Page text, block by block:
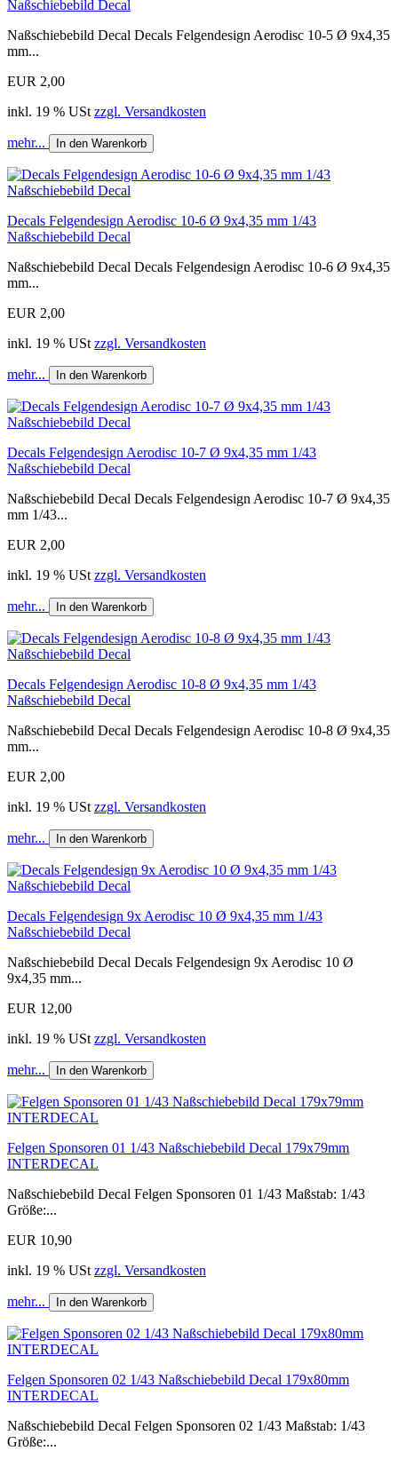
Naßschiebebild Decal
Naßschiebebild Decal Decals Felgendesign Aerodisc 10-5 Ø 9x4,35
mm...
EUR 2,00
inkl. 19 % USt zzgl. Versandkosten
mehr... In den Warenkorb
Decals Felgendesign Aerodisc 10-6 Ø 9x4,35 mm 1/43
Naßschiebebild Decal
Naßschiebebild Decal Decals Felgendesign Aerodisc 10-6 Ø 9x4,35
mm...
EUR 2,00
inkl. 19 % USt zzgl. Versandkosten
mehr... In den Warenkorb
Decals Felgendesign Aerodisc 10-7 Ø 9x4,35 mm 1/43
Naßschiebebild Decal
Naßschiebebild Decal Decals Felgendesign Aerodisc 10-7 Ø 9x4,35
mm 1/43...
EUR 2,00
inkl. 19 % USt zzgl. Versandkosten
mehr... In den Warenkorb
Decals Felgendesign Aerodisc 10-8 Ø 9x4,35 mm 1/43
Naßschiebebild Decal
Naßschiebebild Decal Decals Felgendesign Aerodisc 10-8 Ø 9x4,35
mm...
EUR 2,00
inkl. 19 % USt zzgl. Versandkosten
mehr... In den Warenkorb
Decals Felgendesign 9x Aerodisc 10 Ø 9x4,35 mm 1/43
Naßschiebebild Decal
Naßschiebebild Decal Decals Felgendesign 9x Aerodisc 10 Ø
9x4,35 mm...
EUR 12,00
inkl. 19 % USt zzgl. Versandkosten
mehr... In den Warenkorb
Felgen Sponsoren 01 1/43 Naßschiebebild Decal 179x79mm
INTERDECAL
Naßschiebebild Decal Felgen Sponsoren 01 1/43 Maßstab: 1/43
Größe:...
EUR 10,90
inkl. 19 % USt zzgl. Versandkosten
mehr... In den Warenkorb
Felgen Sponsoren 02 1/43 Naßschiebebild Decal 179x80mm
INTERDECAL
Naßschiebebild Decal Felgen Sponsoren 02 1/43 Maßstab: 1/43
Größe:...